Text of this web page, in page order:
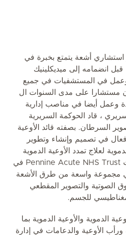
استشاري أشعة يتمتع بخبرة في
قبل انضمامه إلى ميديكلينيك
وعمل في المستشفيات في جميع
مستشارا على مدى السنوات ال
وعمل أيضا في مناصب إدارية
، قاد الحوكمة السريرية
السرطان. بصفته قائد الأوعية
فعال في تصميم وإنشاء وتطوير
لعلاج تمدد الأوعية الدموية
الأبهري البطني في مستشفيات Pennine Acute NHS Trust في
في مجموعة واسعة من طرق الأشعة
الصوتية والتصوير المقطعي
للجسم.
الدموية والأوعية الدموية بما
الأوعية والدعامات في إدارة